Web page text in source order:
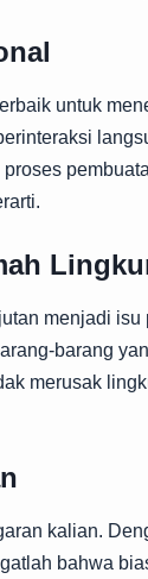
untuk
menjadi
barang
merusak
kalian.
bahwa